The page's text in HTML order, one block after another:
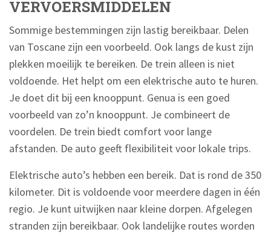
VERVOERSMIDDELEN
Sommige bestemmingen zijn lastig bereikbaar. Delen
van Toscane zijn een voorbeeld. Ook langs de kust zijn
plekken moeilijk te bereiken. De trein alleen is niet
voldoende. Het helpt om een elektrische auto te huren.
Je doet dit bij een knooppunt. Genua is een goed
voorbeeld van zo’n knooppunt. Je combineert de
voordelen. De trein biedt comfort voor lange
afstanden. De auto geeft flexibiliteit voor lokale trips.
Elektrische auto’s hebben een bereik. Dat is rond de 350
kilometer. Dit is voldoende voor meerdere dagen in één
regio. Je kunt uitwijken naar kleine dorpen. Afgelegen
stranden zijn bereikbaar. Ook landelijke routes worden